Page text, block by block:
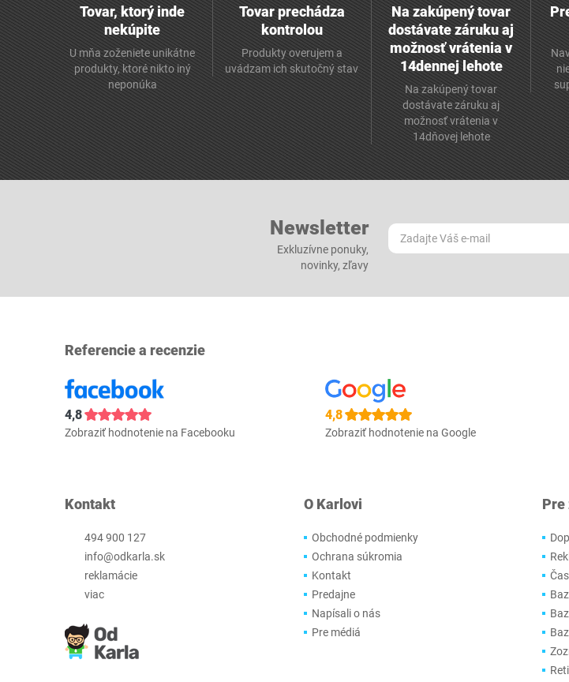
Tovar, ktorý inde
nekúpite
U mňa zoženiete unikátne
produkty, ktoré nikto iný
neponúka
Tovar prechádza
kontrolou
Produkty overujem a
uvádzam ich skutočný stav
Na zakúpený tovar
dostávate záruku aj
možnosť vrátenia v
14dennej lehote
Na zakúpený tovar
dostávate záruku aj
možnosť vrátenia v
14dňovej lehote
Newsletter
Exkluzívne ponuky,
novinky, zľavy
Referencie a recenzie
4,8
Zobraziť hodnotenie na Facebooku
4,8
Zobraziť hodnotenie na Google
Kontakt
494 900 127
info@odkarla.sk
reklamácie
viac
O Karlovi
Obchodné podmienky
Ochrana súkromia
Kontakt
Predajne
Napísali o nás
Pre médiá
Pre